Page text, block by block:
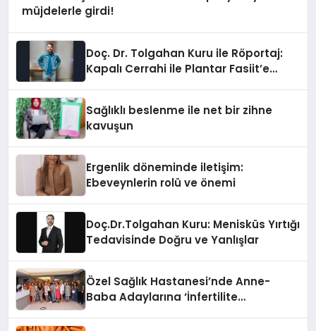
müjdelerle girdi!
Doç. Dr. Tolgahan Kuru ile Röportaj:
Kapalı Cerrahi ile Plantar Fasiit’e
Sağlıklı beslenme ile net bir zihne
kavuşun
Ergenlik döneminde iletişim:
Ebeveynlerin rolü ve önemi
Doç.Dr.Tolgahan Kuru: Menisküs Yırtığı
Tedavisinde Doğru ve Yanlışlar
Özel Sağlık Hastanesi’nde Anne-
Baba Adaylarına ‘İnfertilite